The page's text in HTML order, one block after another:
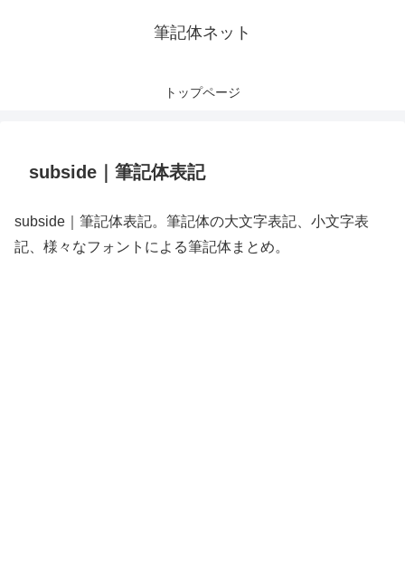
筆記体ネット
トップページ
subside｜筆記体表記
subside｜筆記体表記。筆記体の大文字表記、小文字表
記、様々なフォントによる筆記体まとめ。